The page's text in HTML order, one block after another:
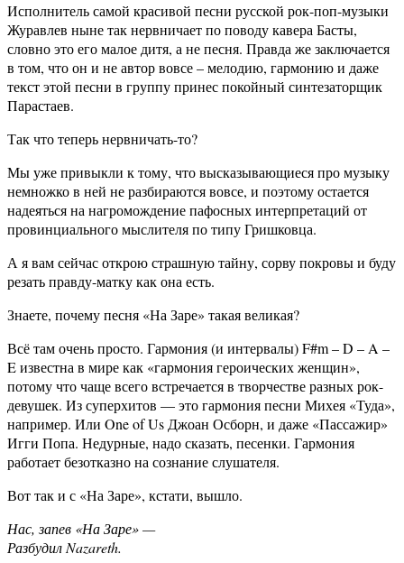
Исполнитель самой красивой песни русской рок-поп-музыки
Журавлев ныне так нервничает по поводу кавера Басты,
словно это его малое дитя, а не песня. Правда же заключается
в том, что он и не автор вовсе – мелодию, гармонию и даже
текст этой песни в группу принес покойный синтезаторщик
Парастаев.
Так что теперь нервничать-то?
Мы уже привыкли к тому, что высказывающиеся про музыку
немножко в ней не разбираются вовсе, и поэтому остается
надеяться на нагромождение пафосных интерпретаций от
провинциального мыслителя по типу Гришковца.
А я вам сейчас открою страшную тайну, сорву покровы и буду
резать правду-матку как она есть.
Знаете, почему песня «На Заре» такая великая?
Всё там очень просто. Гармония (и интервалы) F#m – D – A –
E известна в мире как «гармония героических женщин»,
потому что чаще всего встречается в творчестве разных рок-
девушек. Из суперхитов — это гармония песни Михея «Туда»,
например. Или One of Us Джоан Осборн, и даже «Пассажир»
Игги Попа. Недурные, надо сказать, песенки. Гармония
работает безотказно на сознание слушателя.
Вот так и с «На Заре», кстати, вышло.
Нас, запев «На Заре» —
Разбудил Nazareth.